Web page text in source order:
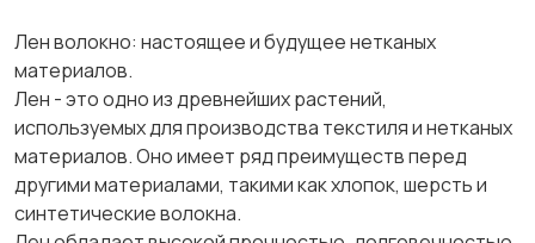
Лен волокно: настоящее и будущее нетканых
материалов.
Лен - это одно из древнейших растений,
используемых для производства текстиля и нетканых
материалов. Оно имеет ряд преимуществ перед
другими материалами, такими как хлопок, шерсть и
синтетические волокна.